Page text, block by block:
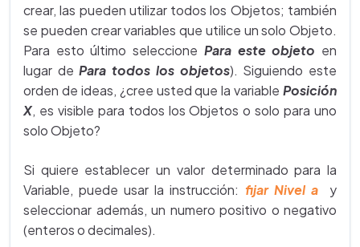
crear, las pueden utilizar todos los Objetos; también
se pueden crear variables que utilice un solo Objeto.
Para esto último seleccione Para este objeto en
lugar dePara todos los objetos). Siguiendo este
orden de ideas, ¿cree usted que la variable Posición
X, es visible para todos los Objetos o solo para uno
solo Objeto?
Si quiere establecer un valor determinado para la
Variable, puede usar la instrucción: fijar Nivel a
y
seleccionar además, un numero positivo o negativo
(enteros o decimales).